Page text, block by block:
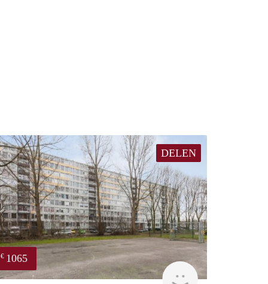
DELEN
€ 1065
rent